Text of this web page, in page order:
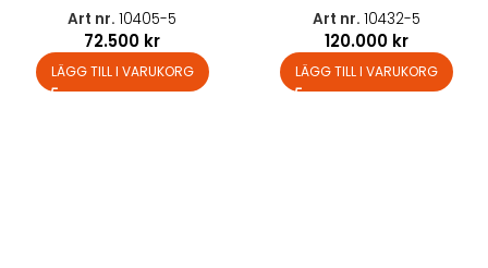
Art nr. 10405-5
72.500 kr
LÄGG TILL I VARUKORG
Art nr. 10432-5
120.000 kr
LÄGG TILL I VARUKORG